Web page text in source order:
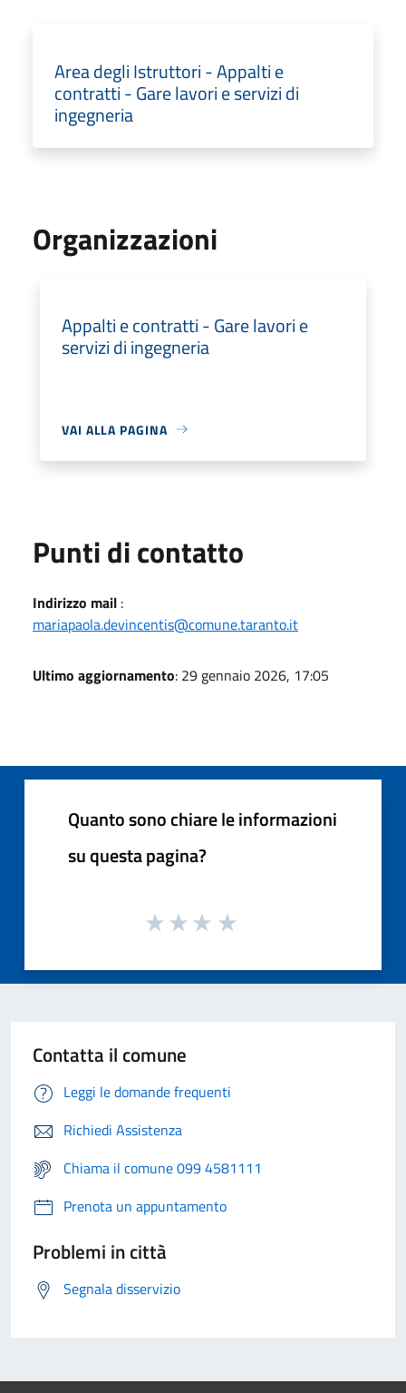
Area degli Istruttori - Appalti e
contratti - Gare lavori e servizi di
ingegneria
Organizzazioni
Appalti e contratti - Gare lavori e
servizi di ingegneria
VAI ALLA PAGINA
Punti di contatto
Indirizzo mail :
mariapaola.devincentis@comune.taranto.it
Ultimo aggiornamento: 29 gennaio 2026, 17:05
Quanto sono chiare le informazioni
su questa pagina?
Contatta il comune
Leggi le domande frequenti
Richiedi Assistenza
Chiama il comune 099 4581111
Prenota un appuntamento
Problemi in città
Segnala disservizio